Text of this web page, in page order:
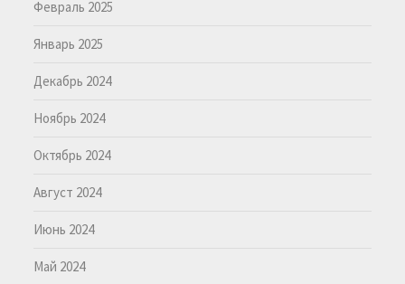
Февраль 2025
Январь 2025
Декабрь 2024
Ноябрь 2024
Октябрь 2024
Август 2024
Июнь 2024
Май 2024